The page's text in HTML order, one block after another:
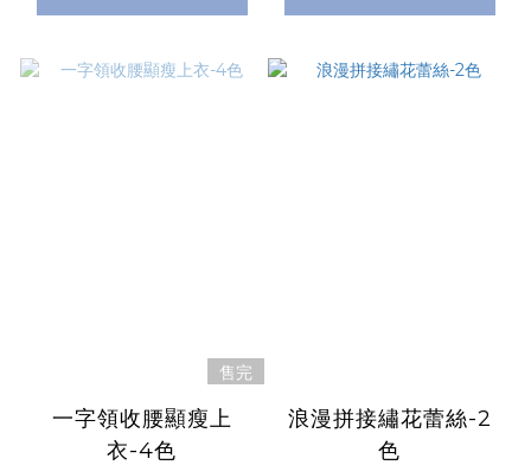
售完
一字領收腰顯瘦上
衣-4色
浪漫拼接繡花蕾絲-2
色